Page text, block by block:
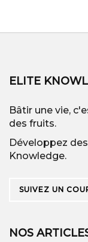
ELITE
Bâtir une vie,
des fruits.
Développez
Knowledge.
SUIVEZ UN
NOS